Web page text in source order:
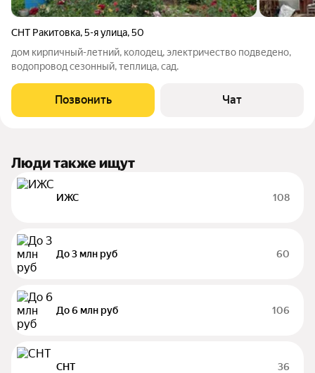
СНТ Ракитовка,5-я улица,50
дом кирпичный-летний, колодец, электричество подведено,
водопровод сезонный, теплица, сад.
Позвонить Чат
Люди также ищут
ИЖС 108
До 3 млн руб 60
До 6 млн руб 106
СНТ 36